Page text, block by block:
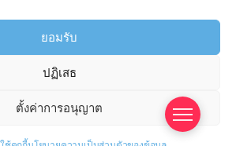
ยอมรับ
ปฏิเสธ
ตั้งค่าการอนุญาต